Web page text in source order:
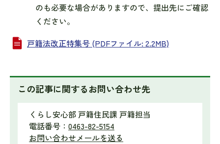
のも必要な場合がありますので、提出先にご確認
ください。
戸籍法改正特集号 (PDFファイル: 2.2MB)
この記事に関するお問い合わせ先
くらし安心部 戸籍住民課 戸籍担当
電話番号： 0463-82-5154
お問い合わせメールを送る